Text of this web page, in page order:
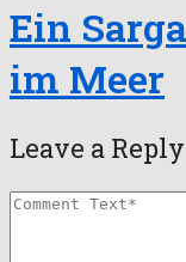
Ein
im Meer
Leave a Reply